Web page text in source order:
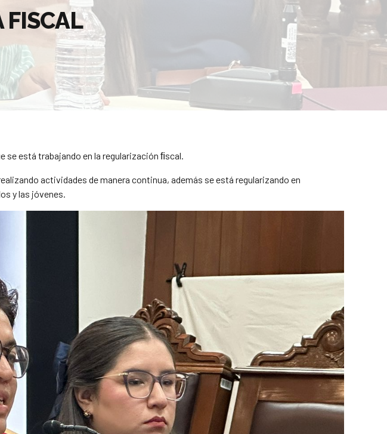
FISCAL
se está trabajando en la regularización ﬁscal.
actividades de manera continua, además se está regularizando en
y las jóvenes.